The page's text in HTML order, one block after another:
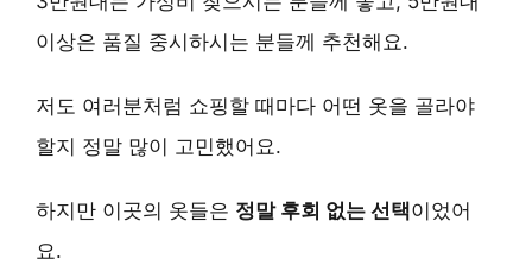
이상은 품질 중시하시는 분들께 추천해요.
저도 여러분처럼 쇼핑할 때마다 어떤 옷을 골라야
할지 정말 많이 고민했어요.
하지만 이곳의 옷들은 정말 후회 없는 선택이었어
요.